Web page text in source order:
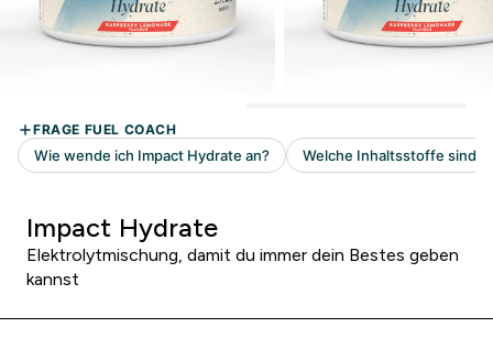
Impact Hydrate
Elektrolytmischung, damit du immer dein Bestes geben
kannst